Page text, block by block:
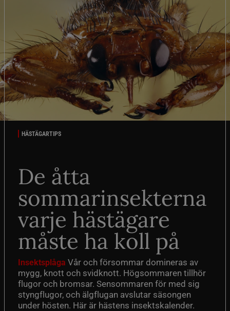
HÄSTÄGARTIPS
De åtta
sommarinsekterna
varje hästägare
måste ha koll på
Insektsplåga Vår och försommar domineras av
mygg, knott och svidknott. Högsommaren tillhör
flugor och bromsar. Sensommaren för med sig
styngflugor, och älgflugan avslutar säsongen
under hösten. Här är hästens insektskalender.